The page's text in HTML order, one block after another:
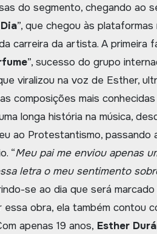
do segmento, chegando ao
”, que chegou às
carreira da artista. A primeira
”, sucesso do grupo
viralizou na voz de Esther,
composições mais
longa história na música,
ao Protestantismo, passando
“Meu pai me enviou apenas
letra o meu sentimento
se ao dia que será
essa obra, ela também contou
apenas 19 anos, Esther